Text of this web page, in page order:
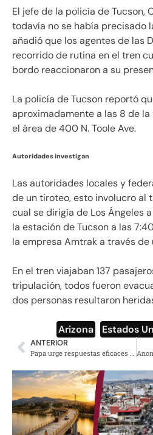
El jefe de la policía de Tucson,
todavía no se había precisado
añadió que los agentes de las
recorrido de rutina en el tren
bordo reaccionaron a su
La policía de Tucson reportó
aproximadamente a las 8 de
el área de 400 N. Toole Ave.
Autoridades investigan
Las autoridades locales y
de un tiroteo, esto involucro al
cual se dirigía de Los Ángeles
la estación de Tucson a las
la empresa Amtrak a través de
En el tren viajaban 137
tripulación, todos fueron
dos personas resultaron
Arizona Estados
ANTERIOR